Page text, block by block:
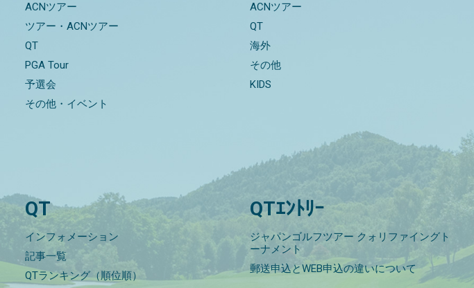
ACNツアー
ツアー・ACNツアー
QT
PGA Tour
予選会
その他・イベント
ACNツアー
QT
海外
その他
KIDS
QT
インフォメーション
記事一覧
QTランキング（順位順）
QTｴﾝﾄﾘｰ
ジャパンゴルフツアー クォリファイングト
ーナメント
郵送申込とWEB申込の違いについて